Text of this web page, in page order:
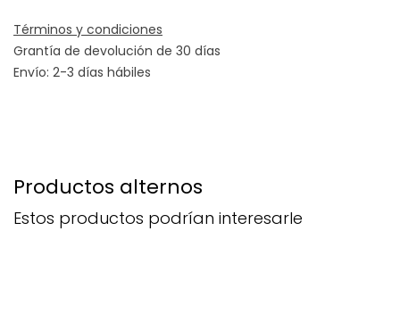
Términos y condiciones
Grantía de devolución de 30 días
Envío: 2-3 días hábiles
Productos alternos
Estos productos podrían interesarle